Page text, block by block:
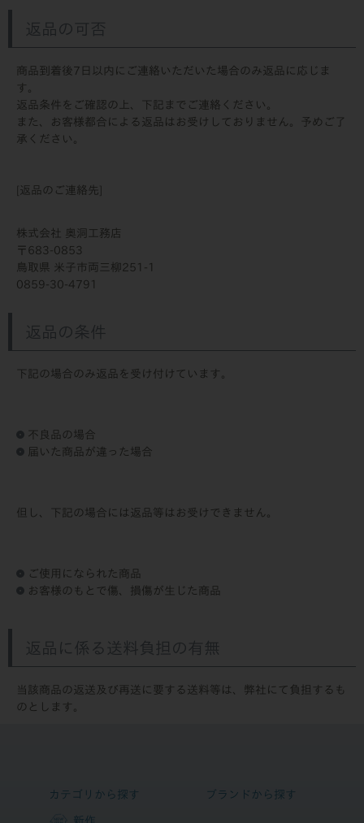
返品の可否
商品到着後7日以内にご連絡いただいた場合のみ返品に応じま
す。
返品条件をご確認の上、下記までご連絡ください。
また、お客様都合による返品はお受けしておりません。予めご了
承ください。
[返品のご連絡先]
株式会社 奥洞工務店
683-0853
鳥取県 米子市両三柳251-1
0859-30-4791
返品の条件
下記の場合のみ返品を受け付けています。
不良品の場合
届いた商品が違った場合
但し、下記の場合には返品等はお受けできません。
ご使用になられた商品
お客様のもとで傷、損傷が生じた商品
返品に係る送料負担の有無
当該商品の返送及び再送に要する送料等は、弊社にて負担するも
のとします。
カテゴリから探す
新作
ブランドから探す